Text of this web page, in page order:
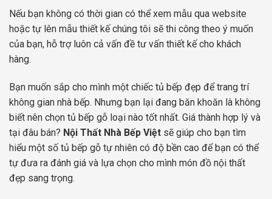
Nếu bạn không có thời gian có thể xem mẫu qua website
hoặc tự lên mẫu thiết kế chúng tôi sẽ thi công theo ý muốn
của bạn, hỗ trợ luôn cả vấn đề tư vấn thiết kế cho khách
hàng.
Bạn muốn sắp cho mình một chiếc tủ bếp đẹp để trang trí
không gian nhà bếp. Nhưng bạn lại đang băn khoăn là không
biết nên chọn tủ bếp gỗ loại nào tốt nhất. Giá thành hợp lý và
tại đâu bán? Nội Thất Nhà Bếp Việt sẽ giúp cho bạn tìm
hiểu một số tủ bếp gỗ tự nhiên có độ bền cao để bạn có thể
tự đưa ra đánh giá và lựa chọn cho mình món đồ nội thất
đẹp sang trọng.